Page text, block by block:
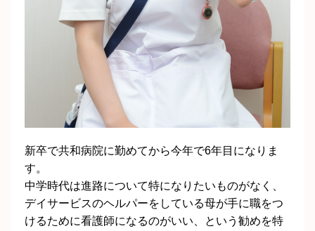
新卒で共和病院に勤めてから今年で6年目になりま
す。
中学時代は進路について特になりたいものがなく、
デイサービスのヘルパーをしている母が手に職をつ
けるために看護師になるのがいい、という勧めを特